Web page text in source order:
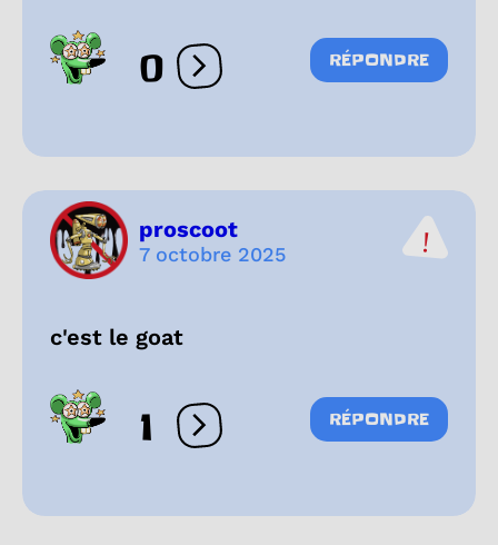
0 Ouvrir les réactions
RÉPONDRE
proscoot
7 octobre 2025
c'est le goat
1 Ouvrir les réactions
RÉPONDRE